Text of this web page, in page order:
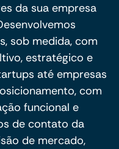
da sua empresa
sob medida, com
estratégico e
até empresas
com
funcional e
de contato da
de mercado,